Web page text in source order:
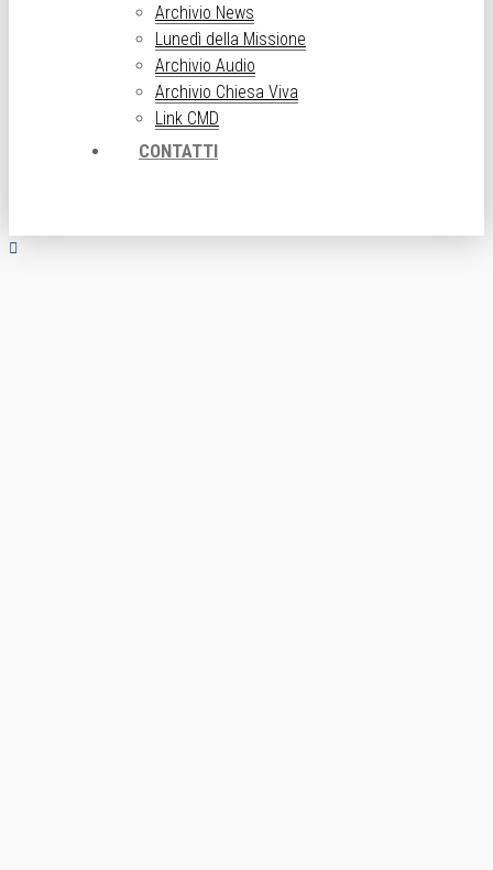
Archivio News
Lunedì della Missione
Archivio Audio
Archivio Chiesa Viva
Link CMD
CONTATTI